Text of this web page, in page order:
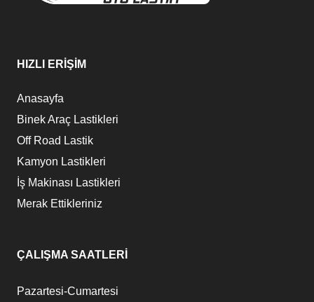
HIZLI ERİŞİM
Anasayfa
Binek Araç Lastikleri
Off Road Lastik
Kamyon Lastikleri
İş Makinası Lastikleri
Merak Ettikleriniz
ÇALIŞMA SAATLERİ
Pazartesi-Cumartesi